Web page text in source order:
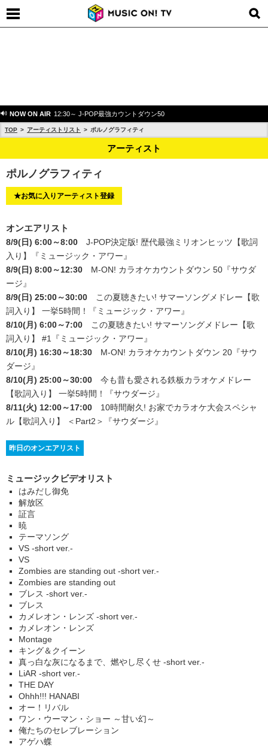
NOW ON AIR 12:30～ J-POP最強カウントダウン50
TOP アーティストリスト ポルノグラフィティ
アーティスト
ポルノグラフィティ
★お気に入りアーティスト登録
オンエアリスト
8/9(日) 6:00～8:00
J-POP決定版! 歴代最強ミリオンヒッツ【歌詞
入り】
『ミュージック・アワー』
8/9(日) 8:00～12:30
M-ON! カラオケカウントダウン 50 『サウダ
ージ』
8/9(日) 25:00～30:00
この夏聴きたい! サマーソングメドレー【歌
詞入り】 一挙5時間！
『ミュージック・アワー』
8/10(月) 6:00～7:00
この夏聴きたい! サマーソングメドレー【歌
詞入り】 #1
『ミュージック・アワー』
8/10(月) 16:30～18:30
M-ON! カラオケカウントダウン 20 『サウ
ダージ』
8/10(月) 25:00～30:00
今も昔も愛される鉄板カラオケメドレー
【歌詞入り】 一挙5時間！
『サウダージ』
8/11(火) 12:00～17:00
10時間耐久! お家でカラオケ大会スペシャ
ル【歌詞入り】 ＜Part2＞
『サウダージ』
昨日のオンエアリスト
ミュージックビデオリスト
はみだし御免
解放区
証言
暁
テーマソング
VS -short ver.-
VS
Zombies are standing out -short ver.-
Zombies are standing out
ブレス -short ver.-
ブレス
カメレオン・レンズ -short ver.-
カメレオン・レンズ
Montage
キング＆クイーン
真っ白な灰になるまで、燃やし尽くせ -short ver.-
LiAR -short ver.-
THE DAY
Ohhh!!! HANABI
オー！リバル
ワン・ウーマン・ショー ～甘い幻～
俺たちのセレブレーション
アゲハ蝶